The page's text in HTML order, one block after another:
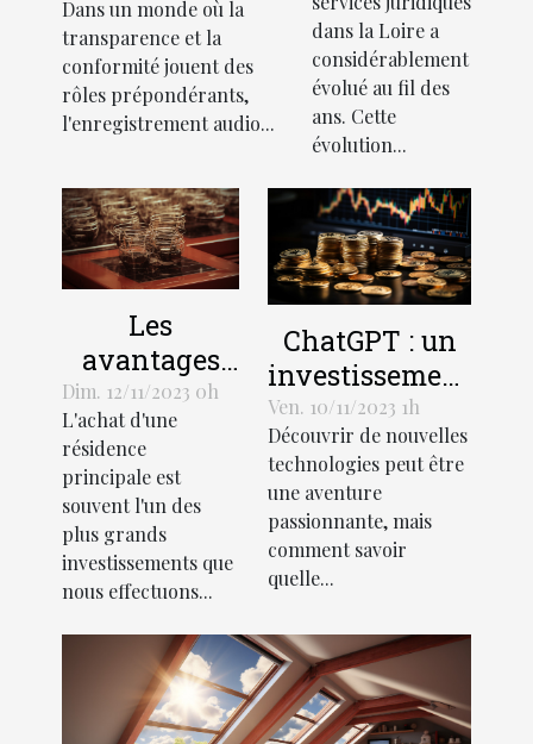
audio lors de
recrutements
Dans un monde où la
transparence et la
conformité jouent des
rôles prépondérants,
l'enregistrement audio...
juridiques
en Loire
dans la Loire a
considérablement
évolué au fil des
ans. Cette
évolution...
Les
avantages
économiques
de la
création
d'une SCI
pour l'achat
d'une
résidence
principale
Dim. 12/11/2023 0h
L'achat d'une
résidence
principale est
souvent l'un des
plus grands
investissements que
nous effectuons...
ChatGPT : un
investissement
rentable pour
les entreprises
Ven. 10/11/2023 1h
Découvrir de nouvelles
technologies peut être
une aventure
passionnante, mais
comment savoir
quelle...